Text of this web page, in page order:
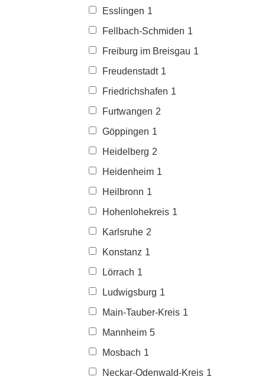
Esslingen 1
Fellbach-Schmiden 1
Freiburg im Breisgau 1
Freudenstadt 1
Friedrichshafen 1
Furtwangen 2
Göppingen 1
Heidelberg 2
Heidenheim 1
Heilbronn 1
Hohenlohekreis 1
Karlsruhe 2
Konstanz 1
Lörrach 1
Ludwigsburg 1
Main-Tauber-Kreis 1
Mannheim 5
Mosbach 1
Neckar-Odenwald-Kreis 1